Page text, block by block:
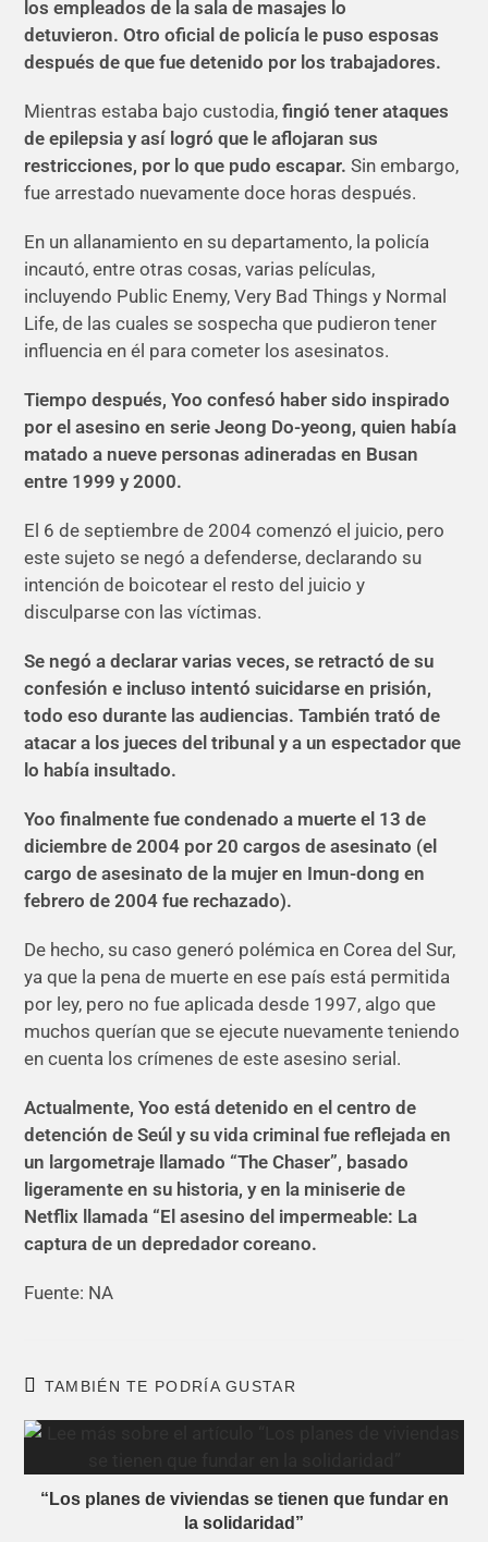
los empleados de la sala de masajes lo
detuvieron. Otro oficial de policía le puso esposas
después de que fue detenido por los trabajadores.
Mientras estaba bajo custodia,fingió tener ataques
de epilepsia y así logró que le aflojaran sus
restricciones, por lo que pudo escapar. Sin embargo,
fue arrestado nuevamente doce horas después.
En un allanamiento en su departamento, la policía
incautó, entre otras cosas, varias películas,
incluyendo Public Enemy, Very Bad Things y Normal
Life, de las cuales se sospecha que pudieron tener
influencia en él para cometer los asesinatos.
Tiempo después, Yoo confesó haber sido inspirado
por el asesino en serie Jeong Do-yeong, quien había
matado a nueve personas adineradas en Busan
entre 1999 y 2000.​
El 6 de septiembre de 2004 comenzó el juicio, pero
este sujeto se negó a defenderse, declarando su
intención de boicotear el resto del juicio y
disculparse con las víctimas.
Se negó a declarar varias veces, se retractó de su
confesión e incluso intentó suicidarse en prisión,
todo eso durante las audiencias. También trató de
atacar a los jueces del tribunal y a un espectador que
lo había insultado.
Yoo finalmente fue condenado a muerte el 13 de
diciembre de 2004 por 20 cargos de asesinato (el
cargo de asesinato de la mujer en Imun-dong en
febrero de 2004 fue rechazado).
De hecho, su caso generó polémica en Corea del Sur,
ya que la pena de muerte en ese país está permitida
por ley, pero no fue aplicada desde 1997, algo que
muchos querían que se ejecute nuevamente teniendo
en cuenta los crímenes de este asesino serial.
Actualmente, Yoo está detenido en el centro de
detención de Seúl y su vida criminal fue reflejada en
un largometraje llamado “The Chaser”, basado
ligeramente en su historia, y en la miniserie de
Netflix llamada “El asesino del impermeable: La
captura de un depredador coreano.
Fuente: NA
TAMBIÉN TE PODRÍA GUSTAR
“Los planes de viviendas se tienen que fundar en
la solidaridad”